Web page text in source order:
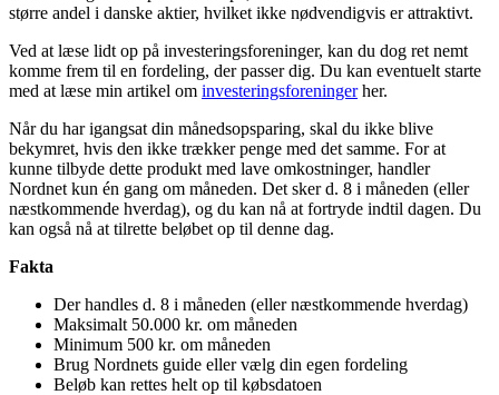
større andel i danske aktier, hvilket ikke nødvendigvis er attraktivt.
Ved at læse lidt op på investeringsforeninger, kan du dog ret nemt
komme frem til en fordeling, der passer dig. Du kan eventuelt starte
med at læse min artikel om investeringsforeningerher.
Når du har igangsat din månedsopsparing, skal du ikke blive
bekymret, hvis den ikke trækker penge med det samme. For at
kunne tilbyde dette produkt med lave omkostninger, handler
Nordnet kun én gang om måneden. Det sker d. 8 i måneden (eller
næstkommende hverdag), og du kan nå at fortryde indtil dagen. Du
kan også nå at tilrette beløbet op til denne dag.
Fakta
Der handles d. 8 i måneden (eller næstkommende hverdag)
Maksimalt 50.000 kr. om måneden
Minimum 500 kr. om måneden
Brug Nordnets guide eller vælg din egen fordeling
Beløb kan rettes helt op til købsdatoen